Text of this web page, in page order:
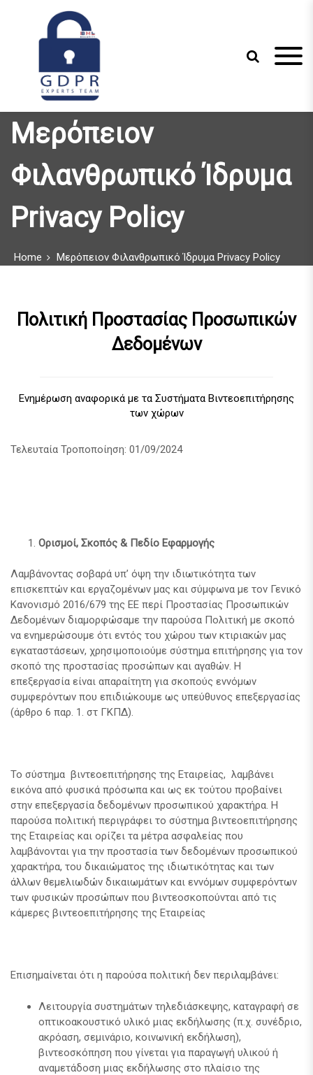
o GDPR Experts
Team
Μερόπειον
Φιλανθρωπικό Ίδρυμα
Privacy Policy
Home Μερόπειον Φιλανθρωπικό Ίδρυμα Privacy Policy
Πολιτική Προστασίας Προσωπικών
Δεδομένων
Ενημέρωση αναφορικά με τα Συστήματα Βιντεοεπιτήρησης
των χώρων
Τελευταία Τροποποίηση: 01/09/2024
Ορισμοί, Σκοπός & Πεδίο Εφαρμογής
Λαμβάνοντας σοβαρά υπ’ όψη την ιδιωτικότητα των
επισκεπτών και εργαζομένων μας και σύμφωνα με τον Γενικό
Κανονισμό 2016/679 της ΕΕ περί Προστασίας Προσωπικών
Δεδομένων διαμορφώσαμε την παρούσα Πολιτική με σκοπό
να ενημερώσουμε ότι εντός του χώρου των κτιριακών μας
εγκαταστάσεων, χρησιμοποιούμε σύστημα επιτήρησης για τον
σκοπό της προστασίας προσώπων και αγαθών. Η
επεξεργασία είναι απαραίτητη για σκοπούς εννόμων
συμφερόντων που επιδιώκουμε ως υπεύθυνος επεξεργασίας
(άρθρο 6 παρ. 1. στ ΓΚΠΔ).
Το σύστημα βιντεοεπιτήρησης της Εταιρείας, λαμβάνει
εικόνα από φυσικά πρόσωπα και ως εκ τούτου προβαίνει
στην επεξεργασία δεδομένων προσωπικού χαρακτήρα. Η
παρούσα πολιτική περιγράφει το σύστημα βιντεοεπιτήρησης
της Εταιρείας και ορίζει τα μέτρα ασφαλείας που
λαμβάνονται για την προστασία των δεδομένων προσωπικού
χαρακτήρα, του δικαιώματος της ιδιωτικότητας και των
άλλων θεμελιωδών δικαιωμάτων και εννόμων συμφερόντων
των φυσικών προσώπων που βιντεοσκοπούνται από τις
κάμερες βιντεοεπιτήρησης της Εταιρείας
Επισημαίνεται ότι η παρούσα πολιτική δεν περιλαμβάνει:
Λειτουργία συστημάτων τηλεδιάσκεψης, καταγραφή σε
οπτικοακουστικό υλικό μιας εκδήλωσης (π.χ. συνέδριο,
ακρόαση, σεμινάριο, κοινωνική εκδήλωση),
βιντεοσκόπηση που γίνεται για παραγωγή υλικού ή
αναμετάδοση μιας εκδήλωσης στο πλαίσιο της